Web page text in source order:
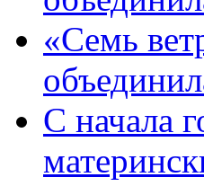
«Семь
С начала